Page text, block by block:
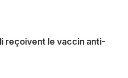
reçoivent le vaccin anti-